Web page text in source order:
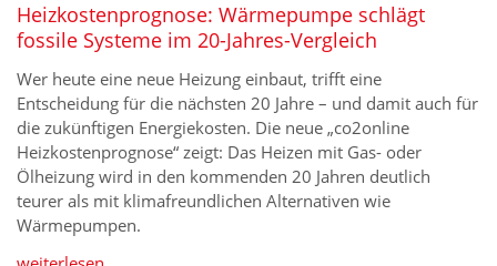
Heizkostenprognose: Wärmepumpe schlägt
fossile Systeme im 20-Jahres-Vergleich
Wer heute eine neue Heizung einbaut, trifft eine
Entscheidung für die nächsten 20 Jahre – und damit auch für
die zukünftigen Energiekosten. Die neue „co2online
Heizkostenprognose“ zeigt: Das Heizen mit Gas- oder
Ölheizung wird in den kommenden 20 Jahren deutlich
teurer als mit klimafreundlichen Alternativen wie
Wärmepumpen.